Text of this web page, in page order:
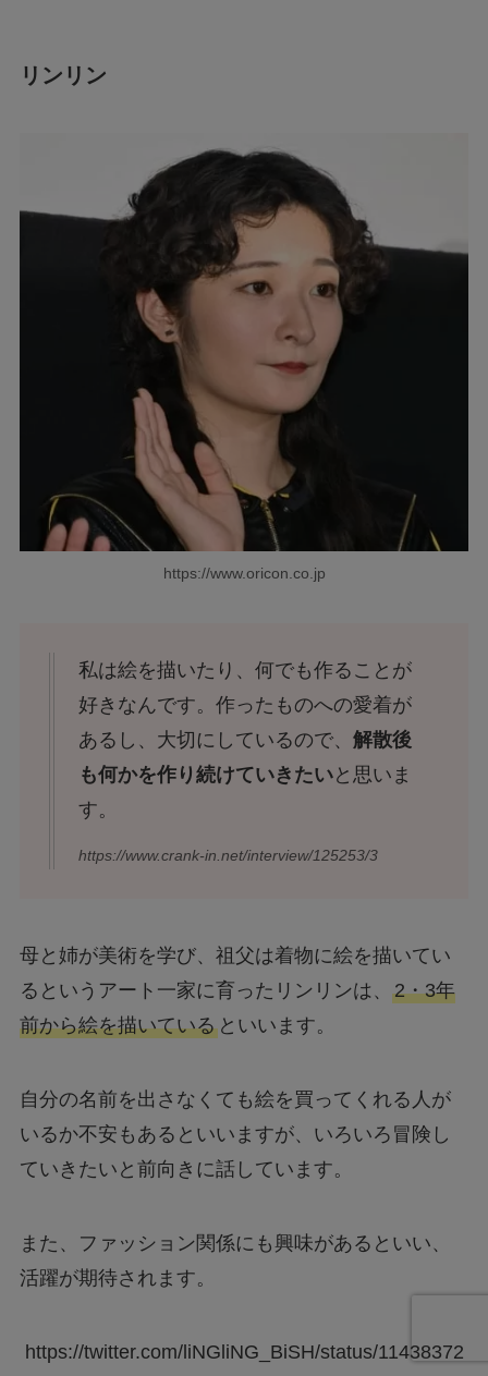
リンリン
https://www.oricon.co.jp
私は絵を描いたり、何でも作ることが
好きなんです。作ったものへの愛着が
あるし、大切にしているので、 解散後
も何かを作り続けていきたいと思いま
す。
https://www.crank-in.net/interview/125253/3
母と姉が美術を学び、祖父は着物に絵を描いてい
るというアート一家に育ったリンリンは、 2・3年
前から絵を描いているといいます。
自分の名前を出さなくても絵を買ってくれる人が
いるか不安もあるといいますが、いろいろ冒険し
ていきたいと前向きに話しています。
また、ファッション関係にも興味があるといい、
活躍が期待されます。
https://twitter.com/liNGliNG_BiSH/status/11438372